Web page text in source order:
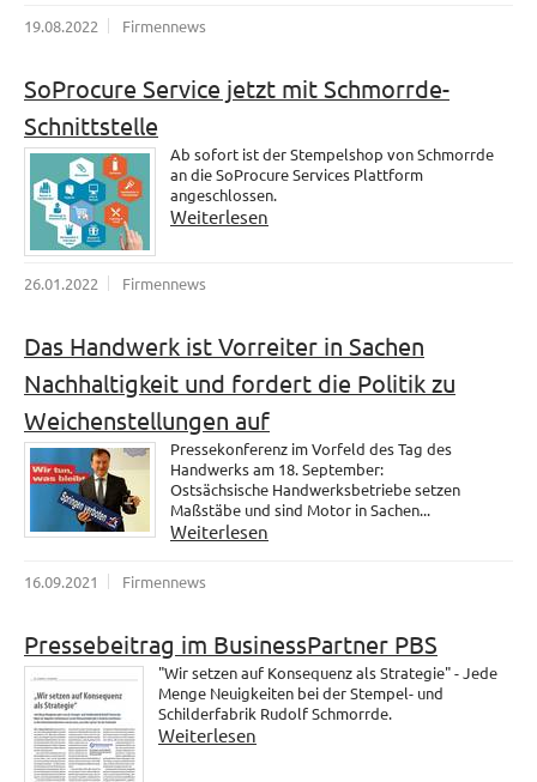
19.08.2022 Firmennews
SoProcure Service jetzt mit Schmorrde-
Schnittstelle
Ab sofort ist der Stempelshop von Schmorrde
an die SoProcure Services Plattform
angeschlossen.
Weiterlesen
26.01.2022 Firmennews
Das Handwerk ist Vorreiter in Sachen
Nachhaltigkeit und fordert die Politik zu
Weichenstellungen auf
Pressekonferenz im Vorfeld des Tag des
Handwerks am 18. September:
Ostsächsische Handwerksbetriebe setzen
Maßstäbe und sind Motor in Sachen...
Weiterlesen
16.09.2021 Firmennews
Pressebeitrag im BusinessPartner PBS
"Wir setzen auf Konsequenz als Strategie" - Jede
Menge Neuigkeiten bei der Stempel- und
Schilderfabrik Rudolf Schmorrde.
Weiterlesen